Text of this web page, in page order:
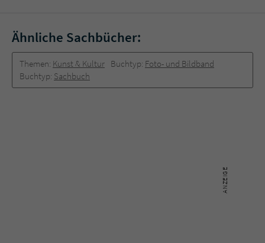
Ähnliche Sachbücher:
Themen: Kunst & Kultur Buchtyp: Foto- und Bildband
Buchtyp: Sachbuch